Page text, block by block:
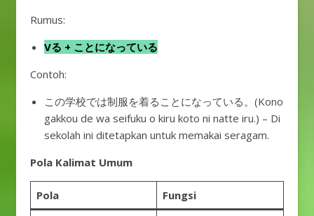
Rumus:
Vる + ことになっている
Contoh:
この学校では制服を着ることになっている。(Kono
gakkou de wa seifuku o kiru koto ni natte iru.) – Di
sekolah ini ditetapkan untuk memakai seragam.
Pola Kalimat Umum
Pola Fungsi